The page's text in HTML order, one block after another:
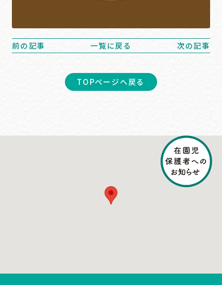
前の記事 一覧に戻る 次の記事
TOPページへ戻る